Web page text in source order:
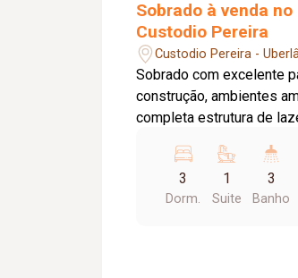
Sobrado à venda
Custodio Pereira
Custodio Pereira -
Sobrado com excelente
construção, ambientes
completa estrutura de
qualidade de vida. O imóvel conta com:
300 m² de terreno; 200
construída; 03 quartos,
3
Dorm.
1
Suite
3
Banho